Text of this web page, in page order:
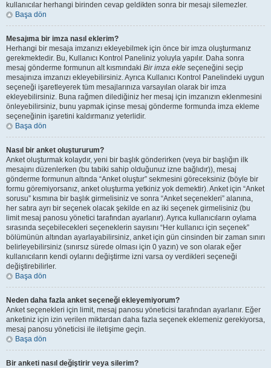
kullanıcılar herhangi birinden cevap geldikten sonra bir mesajı silemezler.
Başa dön
Mesajıma bir imza nasıl eklerim?
Herhangi bir mesaja imzanızı ekleyebilmek için önce bir imza oluşturmanız
gerekmektedir. Bu, Kullanıcı Kontrol Paneliniz yoluyla yapılır. Daha sonra
mesaj gönderme formunun alt kısmındaki Bir imza ekle seçeneğini seçip
mesajınıza imzanızı ekleyebilirsiniz. Ayrıca Kullanıcı Kontrol Panelindeki uygun
seçeneği işaretleyerek tüm mesajlarınıza varsayılan olarak bir imza
ekleyebilirsiniz. Buna rağmen dilediğiniz her mesaj için imzanızın eklenmesini
önleyebilirsiniz, bunu yapmak içinse mesaj gönderme formunda imza ekleme
seçeneğinin işaretini kaldırmanız yeterlidir.
Başa dön
Nasıl bir anket oluştururum?
Anket oluşturmak kolaydır, yeni bir başlık gönderirken (veya bir başlığın ilk
mesajını düzenlerken (bu tabiki sahip olduğunuz izne bağlıdır)), mesaj
gönderme formunun altında “Anket oluştur” sekmesini göreceksiniz (böyle bir
formu göremiyorsanız, anket oluşturma yetkiniz yok demektir). Anket için “Anket
sorusu” kısmına bir başlık girmelisiniz ve sonra “Anket seçenekleri” alanına,
her satıra ayrı bir seçenek olacak şekilde en az iki seçenek girmelisiniz (bu
limit mesaj panosu yönetici tarafından ayarlanır). Ayrıca kullanıcıların oylama
sırasında seçebilecekleri seçeneklerin sayısını “Her kullanıcı için seçenek”
bölümünün altından ayarlayabilirsiniz, anket için gün cinsinden bir zaman sınırı
belirleyebilirsiniz (sınırsız sürede olması için 0 yazın) ve son olarak eğer
kullanıcıların kendi oylarını değiştirme izni varsa oy verdikleri seçeneği
değiştirebilirler.
Başa dön
Neden daha fazla anket seçeneği ekleyemiyorum?
Anket seçenekleri için limit, mesaj panosu yöneticisi tarafından ayarlanır. Eğer
anketiniz için izin verilen miktardan daha fazla seçenek eklemeniz gerekiyorsa,
mesaj panosu yöneticisi ile iletişime geçin.
Başa dön
Bir anketi nasıl değiştirir veya silerim?